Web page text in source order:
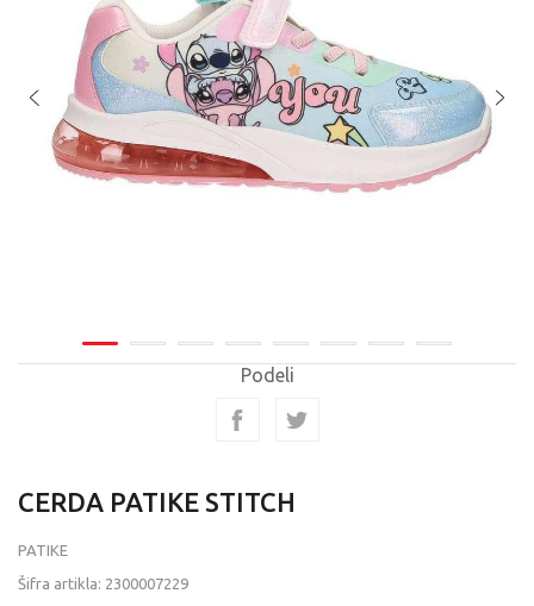
Podeli
CERDA PATIKE STITCH
PATIKE
Šifra artikla: 2300007229